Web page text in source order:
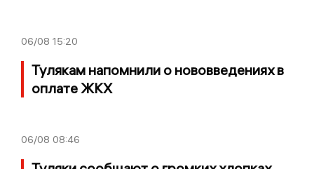
06/08 15:20
Тулякам напомнили о нововведениях в
оплате ЖКХ
06/08 08:46